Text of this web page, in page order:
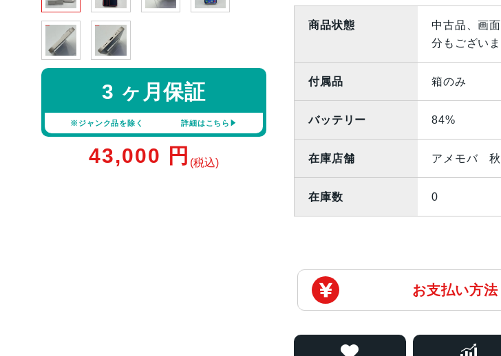
3 ヶ月保証
※ジャンク品を除く 詳細はこちら
43,000 円 (税込)
商品状態
中古品、画
分もござい
付属品 箱のみ
バッテリー 84%
在庫店舗 アメモバ 秋
在庫数 0
お支払い方法